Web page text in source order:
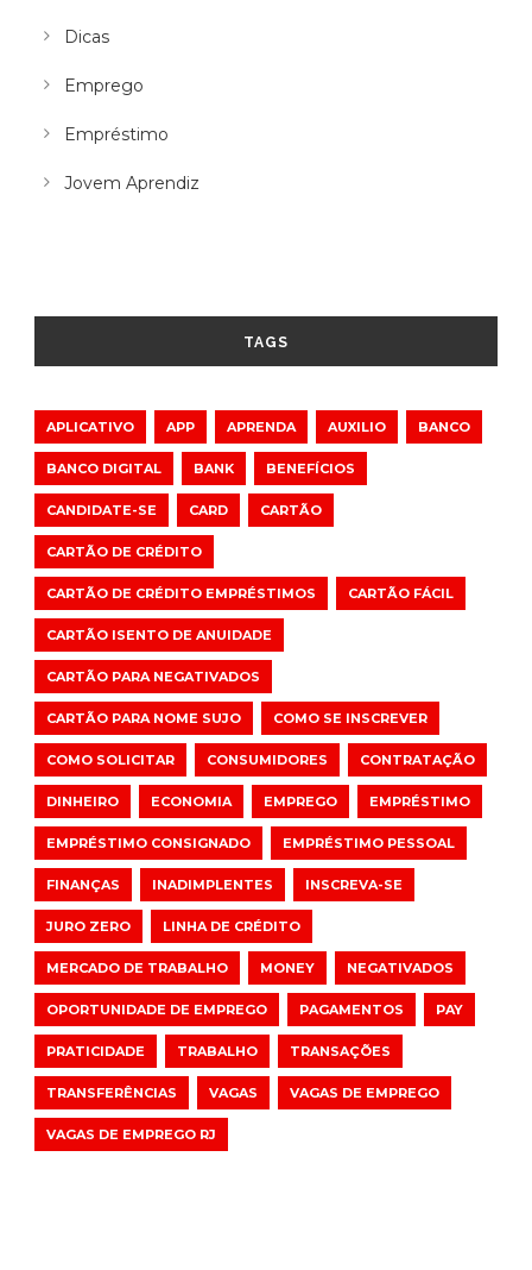
Dicas
Emprego
Empréstimo
Jovem Aprendiz
TAGS
APLICATIVO APP APRENDA AUXILIO BANCO
BANCO DIGITAL BANK BENEFÍCIOS
CANDIDATE-SE CARD CARTÃO
CARTÃO DE CRÉDITO
CARTÃO DE CRÉDITO EMPRÉSTIMOS CARTÃO FÁCIL
CARTÃO ISENTO DE ANUIDADE
CARTÃO PARA NEGATIVADOS
CARTÃO PARA NOME SUJO COMO SE INSCREVER
COMO SOLICITAR CONSUMIDORES CONTRATAÇÃO
DINHEIRO ECONOMIA EMPREGO EMPRÉSTIMO
EMPRÉSTIMO CONSIGNADO EMPRÉSTIMO PESSOAL
FINANÇAS INADIMPLENTES INSCREVA-SE
JURO ZERO LINHA DE CRÉDITO
MERCADO DE TRABALHO MONEY NEGATIVADOS
OPORTUNIDADE DE EMPREGO PAGAMENTOS PAY
PRATICIDADE TRABALHO TRANSAÇÕES
TRANSFERÊNCIAS VAGAS VAGAS DE EMPREGO
VAGAS DE EMPREGO RJ